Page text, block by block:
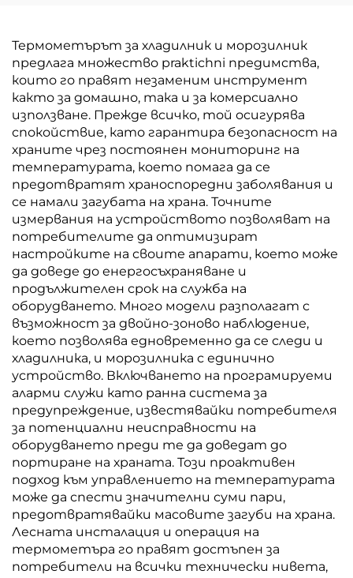
Термометърът за хладилник и морозилник
предлага множество praktichni предимства,
които го правят незаменим инструмент
както за домашно, така и за комерсиално
използване. Прежде всичко, той осигурява
спокойствие, като гарантира безопасност на
храните чрез постоянен мониторинг на
температурата, което помага да се
предотвратят храноспоредни заболявания и
се намали загубата на храна. Точните
измервания на устройството позволяват на
потребителите да оптимизират
настройките на своите апарати, което може
да доведе до енергосъхраняване и
продължителен срок на служба на
оборудването. Много модели разполагат с
възможност за двойно-зоново наблюдение,
което позволява едновременно да се следи и
хладилника, и морозилника с единично
устройство. Включването на програмируеми
аларми служи като ранна система за
предупреждение, известявайки потребителя
за потенциални неисправности на
оборудването преди те да доведат до
портиране на храната. Този проактивен
подход към управлението на температурата
може да спести значителни суми пари,
предотвратявайки масовите загуби на храна.
Лесната инсталация и операция на
термометъра го правят достъпен за
потребители на всички технически нивета,